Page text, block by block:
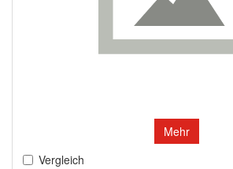
Mehr
Vergleich